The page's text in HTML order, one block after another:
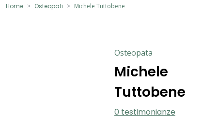
Home Osteopati Michele Tuttobene
Osteopata
Michele
Tuttobene
0 testimonianze